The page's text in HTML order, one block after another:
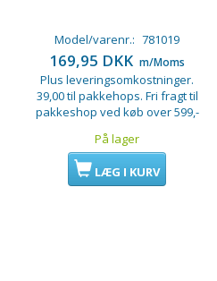
Model/varenr.: 781019
169,95 DKK m/Moms
Plus leveringsomkostninger.
39,00 til pakkehops. Fri fragt til
pakkeshop ved køb over 599,-
På lager
LÆG I KURV